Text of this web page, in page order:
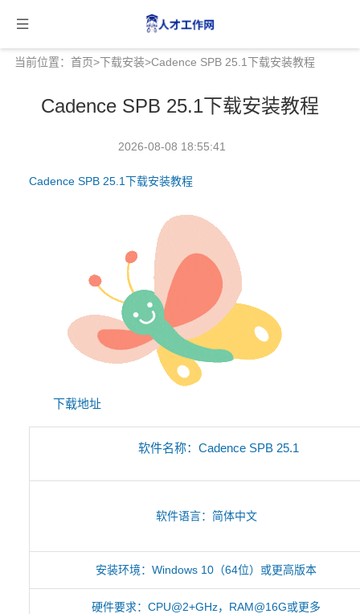
当前位置： 首页>下载安装>Cadence SPB 25.1下载安装教程
Cadence SPB 25.1下载安装教程
2026-08-08 18:55:41
Cadence SPB 25.1下载安装教程
下载地址
软件名称：Cadence SPB 25.1
软件语言：简体中文
安装环境：Windows 10（64位）或更高版本
硬件要求：CPU@2+GHz，RAM@16G或更多